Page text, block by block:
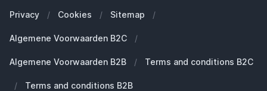
Zakelijke klanten (B2B)
Groot en uniek assortiment
400.000+ klanten geleverd
Welke MagSafe heb ik nodig?
Werken bij SB Supply
Working at SB Supply
Privacy / Cookies / Sitemap /
Algemene Voorwaarden B2C /
Algemene Voorwaarden B2B / Terms and conditions B2C
/ Terms and conditions B2B